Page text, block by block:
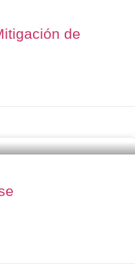
de